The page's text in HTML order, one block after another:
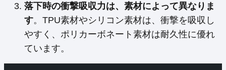
落下時の衝撃吸収力は、素材によって異なりま
す。TPU素材やシリコン素材は、衝撃を吸収し
やすく、ポリカーボネート素材は耐久性に優れ
ています。